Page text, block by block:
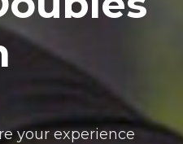
your experience